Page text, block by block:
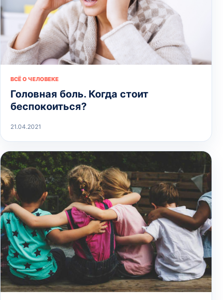
ВСЁ О ЧЕЛОВЕКЕ
Головная боль. Когда стоит
беспокоиться?
21.04.2021